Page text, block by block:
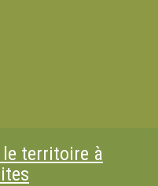
territoire à